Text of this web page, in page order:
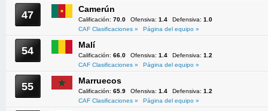
47 Camerún
Calificación: 70.0 Ofensiva: 1.4 Defensiva: 1.0
CAF Clasificaciones »
Página del equipo »
54 Malí
Calificación: 66.0 Ofensiva: 1.4 Defensiva: 1.2
CAF Clasificaciones »
Página del equipo »
55 Marruecos
Calificación: 65.9 Ofensiva: 1.4 Defensiva: 1.2
CAF Clasificaciones »
Página del equipo »